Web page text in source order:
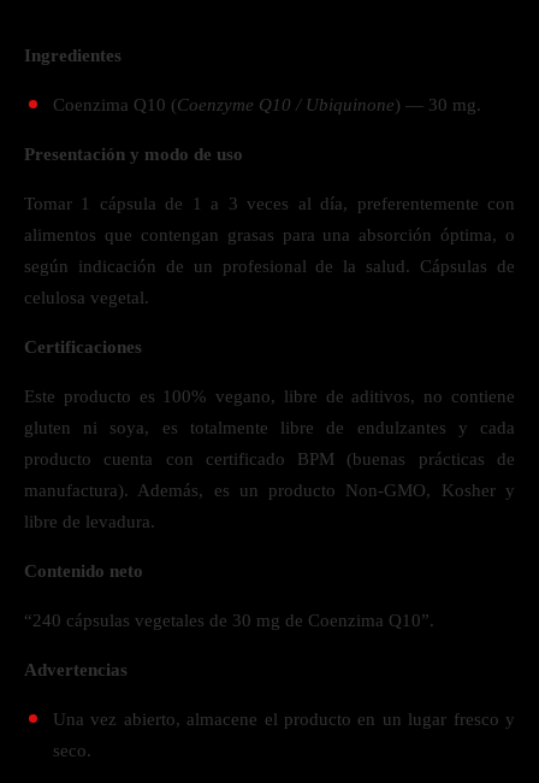
Ingredientes
Coenzima Q10 (Coenzyme Q10 / Ubiquinone) — 30 mg.
Presentación y modo de uso
Tomar 1 cápsula de 1 a 3 veces al día, preferentemente con
alimentos que contengan grasas para una absorción óptima, o
según indicación de un profesional de la salud. Cápsulas de
celulosa vegetal.
Certificaciones
Este producto es 100% vegano, libre de aditivos, no contiene
gluten ni soya, es totalmente libre de endulzantes y cada
producto cuenta con certificado BPM (buenas prácticas de
manufactura). Además, es un producto Non-GMO, Kosher y
libre de levadura.
Contenido neto
“240 cápsulas vegetales de 30 mg de Coenzima Q10”.
Advertencias
Una vez abierto, almacene el producto en un lugar fresco y
seco.